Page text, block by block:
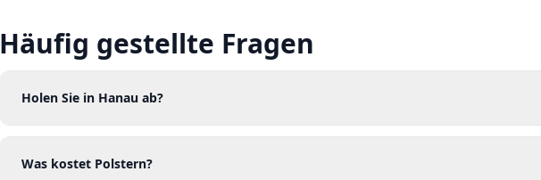
Häufig gestellte Fragen
Holen Sie in Hanau ab?
Was kostet Polstern?